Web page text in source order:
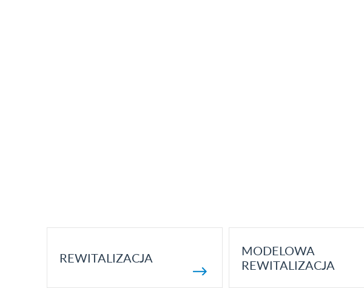
REWITALIZACJA
MODELOWA
REWITALIZACJA